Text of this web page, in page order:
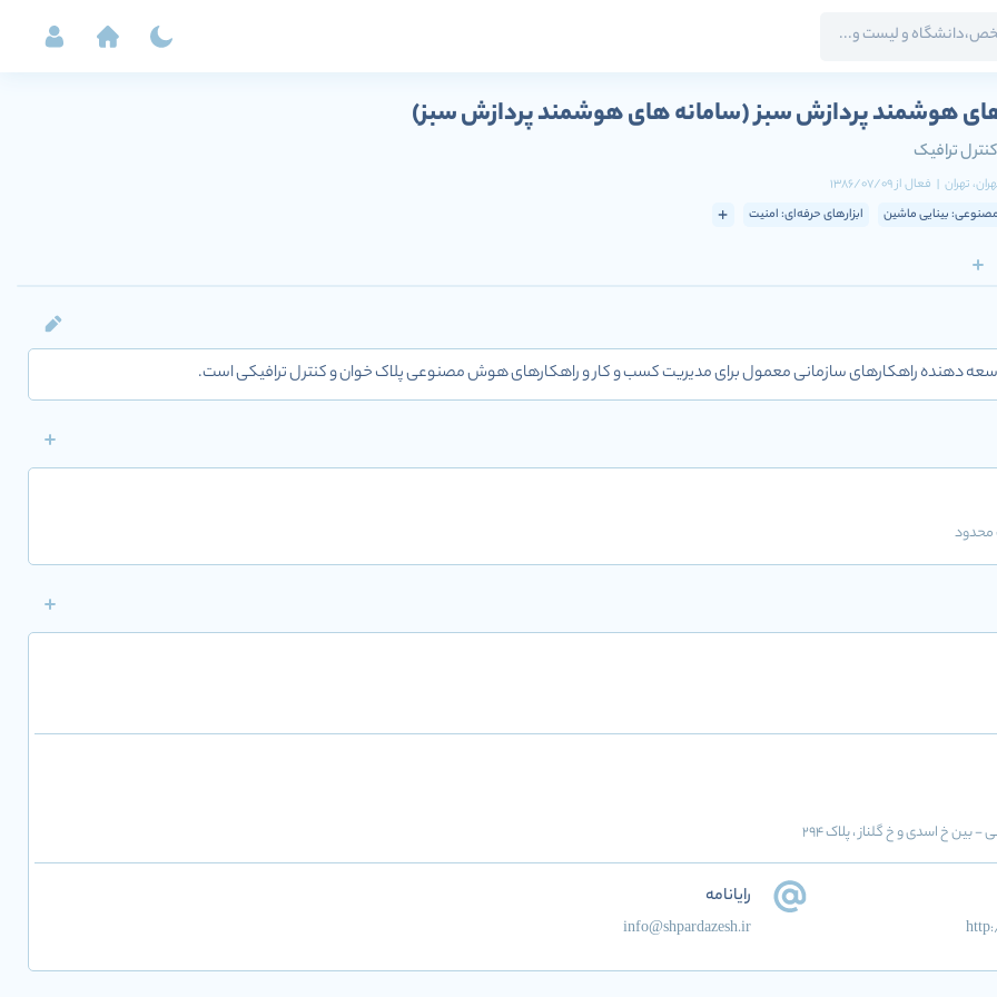
هوشمند پردازش سبز(سامانه های هوشمند پردازش سبز)
ترافیک
، تهران | فعالاز1386/07/09
بینایی ماشین
ابزارهای حرفه‌ای: امنیت
دهنده راهکارهای سازمانی معمول برای مدیریت کسب و کار و راهکارهای هوش مصنوعی پلاک خوان و کنترل ترافیکی است.
خ اسدی و خ گلناز ، پلاک 294
رایانامه
info@shpardazesh.ir